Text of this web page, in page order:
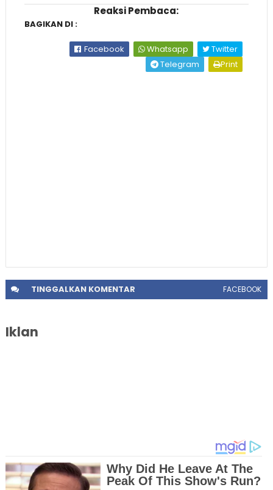
Reaksi Pembaca:
BAGIKAN DI :
Facebook Whatsapp
Twitter
Telegram
Print
TINGGALKANKOMENTAR FACEBOOK
Iklan